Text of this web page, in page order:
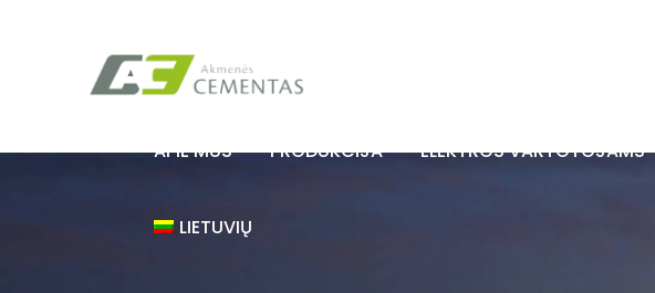
APIE MUS PRODUKCIJA ELEKTROS VARTOTOJAMS
LIETUVIŲ